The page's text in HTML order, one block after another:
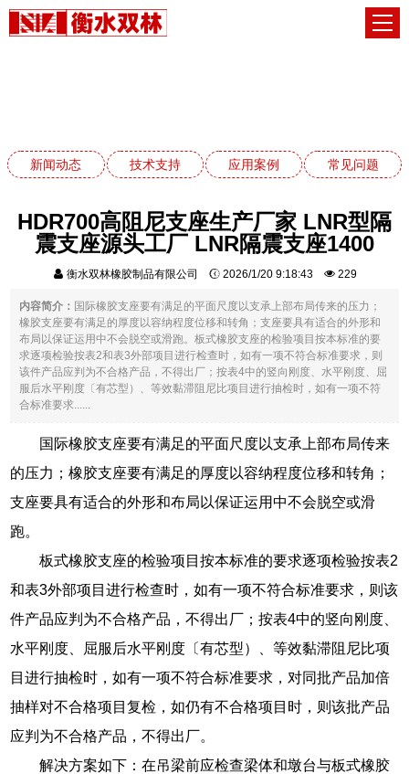
新闻动态 技术支持 应用案例 常见问题
HDR700高阻尼支座生产厂家 LNR型隔
震支座源头工厂 LNR隔震支座1400
衡水双林橡胶制品有限公司 2026/1/20 9:18:43 229
内容简介： 国际橡胶支座要有满足的平面尺度以支承上部布局传来的压力；
橡胶支座要有满足的厚度以容纳程度位移和转角；支座要具有适合的外形和
布局以保证运用中不会脱空或滑跑。板式橡胶支座的检验项目按本标准的要
求逐项检验按表2和表3外部项目进行检查时，如有一项不符合标准要求，则
该件产品应判为不合格产品，不得出厂；按表4中的竖向刚度、水平刚度、屈
服后水平刚度〔有芯型）、等效黏滞阻尼比项目进行抽检时，如有一项不符
合标准要求......
国际橡胶支座要有满足的平面尺度以支承上部布局传来
的压力；橡胶支座要有满足的厚度以容纳程度位移和转角；
支座要具有适合的外形和布局以保证运用中不会脱空或滑
跑。
板式橡胶支座的检验项目按本标准的要求逐项检验按表2
和表3外部项目进行检查时，如有一项不符合标准要求，则该
件产品应判为不合格产品，不得出厂；按表4中的竖向刚度、
水平刚度、屈服后水平刚度〔有芯型）、等效黏滞阻尼比项
目进行抽检时，如有一项不符合标准要求，对同批产品加倍
抽样对不合格项目复检，如仍有不合格项目时，则该批产品
应判为不合格产品，不得出厂。
解决方案如下：在吊梁前应检查梁体和墩台与板式橡胶